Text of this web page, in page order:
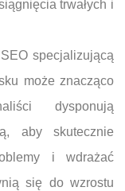
trwałych i
specjalizującą
może znacząco
dysponują
aby skutecznie
i wdrażać
się do wzrostu